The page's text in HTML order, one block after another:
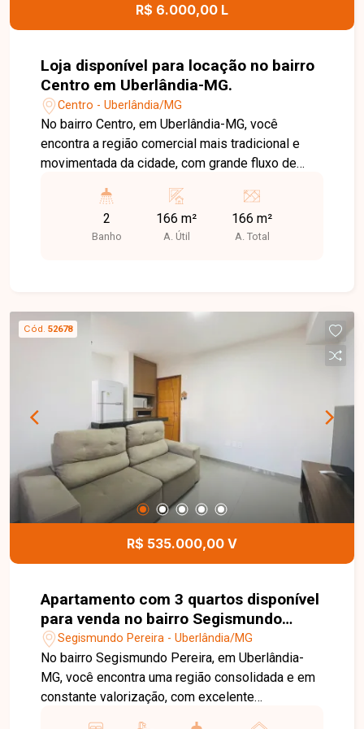
R$ 6.000,00 L
Loja disponível para locação no bairro
Centro em Uberlândia-MG.
Centro - Uberlândia/MG
No bairro Centro, em Uberlândia-MG, você
encontra a região comercial mais tradicional e
movimentada da cidade, com grande fluxo de
fácil acesso às principais avenidas, sendo uma
localização estratégica para diversos tipos de
negócios. Loja comercial em excelente
conforme a necessidade da sua empresa. O
imóvel conta ainda com 2 banheiros,
proporcionando praticidade e funcionalidade para
o dia a dia. Uma excelente oportunidade para
instalar seu comércio, escritório ou empresa em
uma região de grande visibilidade e fácil acesso.
Entre em contato e agende sua visita para
conhecer este imóvel.
2
Banho
166 m²
A. Útil
166 m²
A. Total
Cód. 52678
R$ 535.000,00 V
Apartamento com 3 quartos disponível
para venda no bairro Segismundo
Pereira em Uberlândia-MG
Segismundo Pereira - Uberlândia/MG
No bairro Segismundo Pereira, em Uberlândia-
MG, você encontra uma região consolidada e em
constante valorização, com excelente